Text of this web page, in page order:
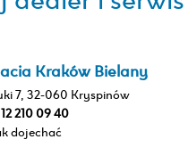
Kraków Bielany
7, 32-060 Kryspinów
12 210 09 40
dojechać